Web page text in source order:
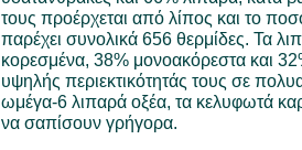
τους προέρχεται από λίπος και το
παρέχει συνολικά 656 θερμίδες. Τα
κορεσμένα, 38% μονοακόρεστα και
υψηλής περιεκτικότητάς τους σε
ωμέγα-6 λιπαρά οξέα, τα κελυφωτά
να σαπίσουν γρήγορα.